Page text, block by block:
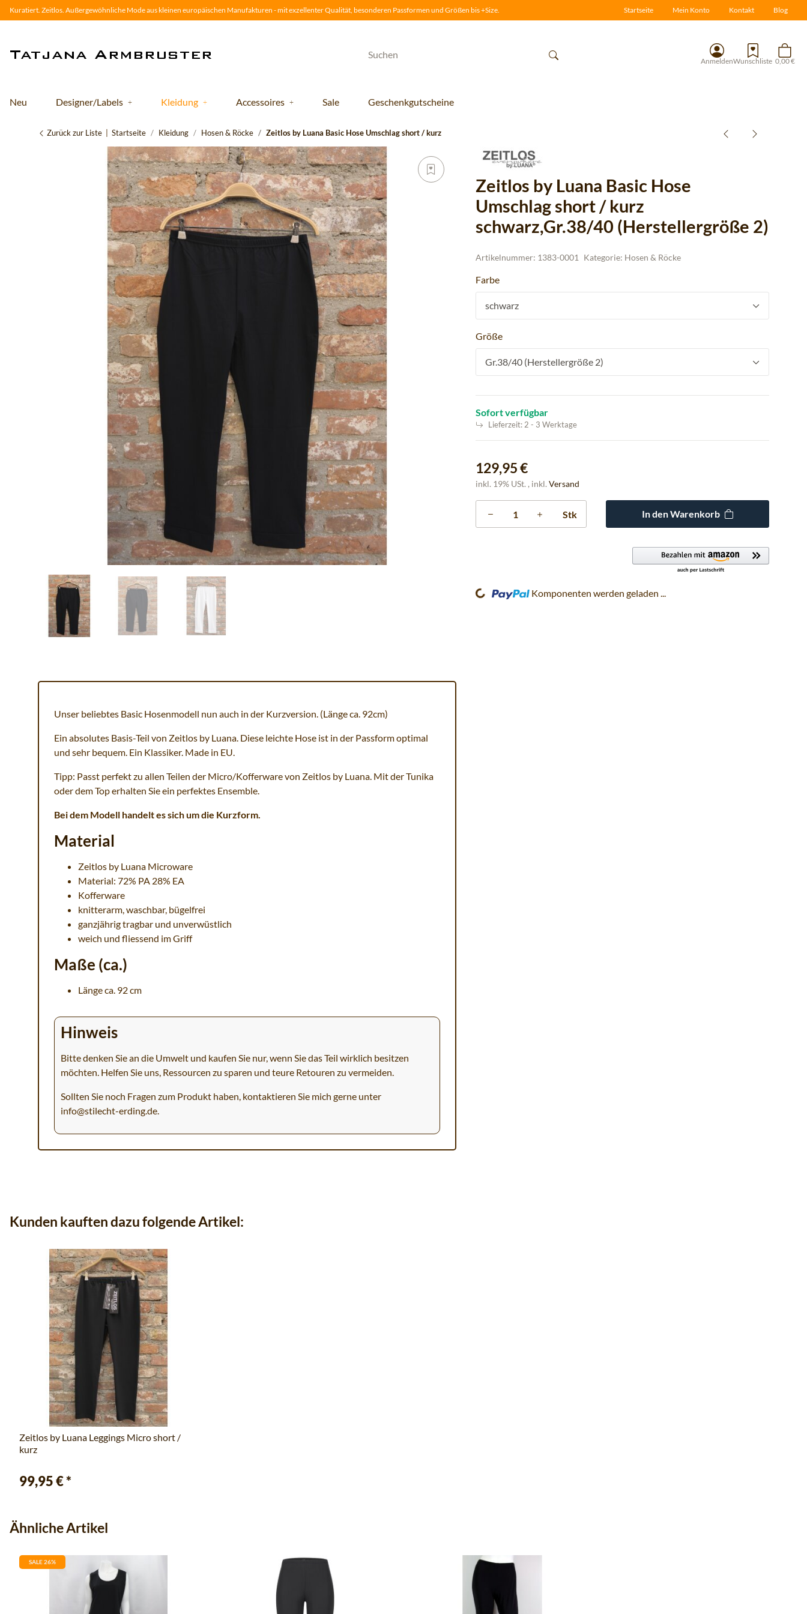
Kuratiert. Zeitlos. Außergewöhnliche Mode aus kleinen europäischen Manufakturen - mit exzellenter Qualität, besonderen Passformen und Größen bis +Size. Startseite Mein Konto Kontakt Blog
AnmeldenWunschliste 0,00 €
Neu Designer/Labels Kleidung Accessoires Sale Geschenkgutscheine
Zurück zur Liste Startseite Kleidung Hosen & Röcke Zeitlos by Luana Basic Hose Umschlag short / kurz
Zeitlos by Luana Basic Hose
Umschlag short / kurz
schwarz,Gr.38/40 (Herstellergröße 2)
Artikelnummer: 1383-0001 Kategorie: Hosen & Röcke
Farbe
schwarz
Größe
Gr.38/40 (Herstellergröße 2)
Sofort verfügbar
Lieferzeit:2 - 3 Werktage
129,95 €
inkl. 19% USt. , inkl.Versand
Stk In den Warenkorb
Loading... Komponenten werden geladen ...
Unser beliebtes Basic Hosenmodell nun auch in der Kurzversion. (Länge ca. 92cm)
Ein absolutes Basis-Teil von Zeitlos by Luana. Diese leichte Hose ist in der Passform optimal
und sehr bequem. Ein Klassiker. Made in EU.
Tipp: Passt perfekt zu allen Teilen der Micro/Kofferware von Zeitlos by Luana. Mit der Tunika
oder dem Top erhalten Sie ein perfektes Ensemble.
Bei dem Modell handelt es sich um die Kurzform.
Material
Zeitlos by Luana Microware
Material: 72% PA 28% EA
Kofferware
knitterarm, waschbar, bügelfrei
ganzjährig tragbar und unverwüstlich
weich und fliessend im Griff
Maße (ca.)
Länge ca. 92 cm
Hinweis
Bitte denken Sie an die Umwelt und kaufen Sie nur, wenn Sie das Teil wirklich besitzen
möchten. Helfen Sie uns, Ressourcen zu sparen und teure Retouren zu vermeiden.
Sollten Sie noch Fragen zum Produkt haben, kontaktieren Sie mich gerne unter
info@stilecht-erding.de.
Kunden kauften dazu folgende Artikel:
Zeitlos by Luana Leggings Micro short /
kurz
99,95 €*
Ähnliche Artikel
SALE 26%